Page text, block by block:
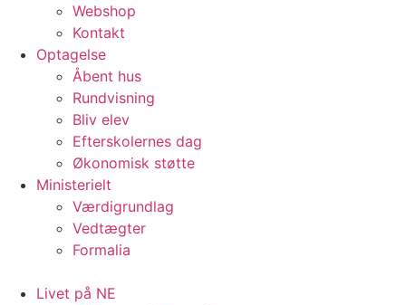
Webshop
Kontakt
Optagelse
Åbent hus
Rundvisning
Bliv elev
Efterskolernes dag
Økonomisk støtte
Ministerielt
Værdigrundlag
Vedtægter
Formalia
Livet på NE